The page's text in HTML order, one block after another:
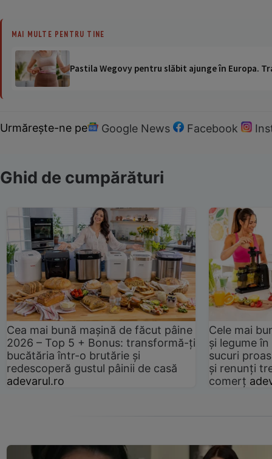
MAI MULTE PENTRU TINE
Pastila Wegovy pentru slăbit ajunge în Europa.
Urmărește-ne pe Google News Facebook
Ghid de cumpărături
Cea mai bună mașină de făcut pâine
2026 – Top 5 + Bonus: transformă-ți
bucătăria într-o brutărie și
redescoperă gustul pâinii de casă
adevarul.ro
Cele mai
și legume
sucuri
și renunți
comerț